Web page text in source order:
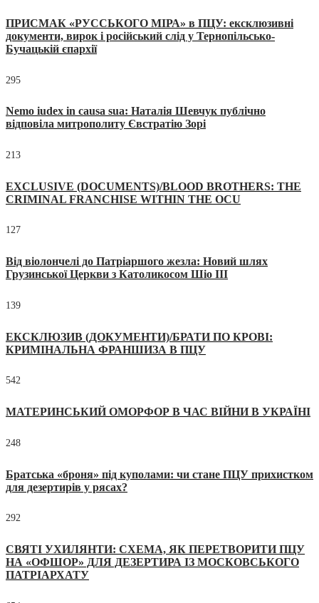
ПРИСМАК «РУССЬКОГО МІРА» в ПЦУ: ексклюзивні
документи, вирок і російський слід у Тернопільсько-
Бучацькій єпархії
295
Nemo iudex in causa sua: Наталія Шевчук публічно
відповіла митрополиту Євстратію Зорі
213
EXCLUSIVE (DOCUMENTS)/BLOOD BROTHERS: THE
CRIMINAL FRANCHISE WITHIN THE OCU
127
Від віолончелі до Патріаршого жезла: Новий шлях
Грузинської Церкви з Католикосом Шіо III
139
ЕКСКЛЮЗИВ (ДОКУМЕНТИ)/БРАТИ ПО КРОВІ:
КРИМІНАЛЬНА ФРАНШИЗА В ПЦУ
542
МАТЕРИНСЬКИЙ ОМОРФОР В ЧАС ВІЙНИ В УКРАЇНІ
248
Братська «броня» під куполами: чи стане ПЦУ прихистком
для дезертирів у рясах?
292
СВЯТІ УХИЛЯНТИ: СХЕМА, ЯК ПЕРЕТВОРИТИ ПЦУ
НА «ОФШОР» ДЛЯ ДЕЗЕРТИРА ІЗ МОСКОВСЬКОГО
ПАТРІАРХАТУ